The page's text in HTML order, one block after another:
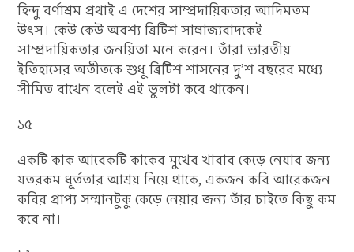
হিন্দু বর্ণাশ্রম প্রথাই এ দেশের সাম্প্রদায়িকতার আদিমতম
উৎস। কেউ কেউ অবশ্য ব্রিটিশ সাম্রাজ্যবাদকেই
সাম্প্রদায়িকতার জনয়িতা মনে করেন। তাঁরা ভারতীয়
ইতিহাসের অতীতকে শুধু ব্রিটিশ শাসনের দু’শ বছরের মধ্যে
সীমিত রাখেন বলেই এই ভুলটা করে থাকেন।
১৫
একটি কাক আরেকটি কাকের মুখের খাবার কেড়ে নেয়ার জন্য
যতরকম ধূর্ততার আশ্রয় নিয়ে থাকে, একজন কবি আরেকজন
কবির প্রাপ্য সম্মানটুকু কেড়ে নেয়ার জন্য তাঁর চাইতে কিছু কম
করে না।